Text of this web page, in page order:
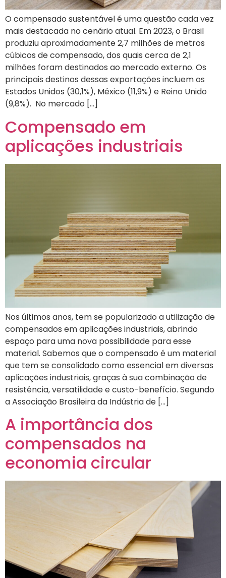
O compensado sustentável é uma questão cada vez
mais destacada no cenário atual. Em 2023, o Brasil
produziu aproximadamente 2,7 milhões de metros
cúbicos de compensado, dos quais cerca de 2,1
milhões foram destinados ao mercado externo. Os
principais destinos dessas exportações incluem os
Estados Unidos (30,1%), México (11,9%) e Reino Unido
(9,8%). No mercado […]
Compensado em
aplicações industriais
Nos últimos anos, tem se popularizado a utilização de
compensados em aplicações industriais, abrindo
espaço para uma nova possibilidade para esse
material. Sabemos que o compensado é um material
que tem se consolidado como essencial em diversas
aplicações industriais, graças à sua combinação de
resistência, versatilidade e custo-benefício. Segundo
a Associação Brasileira da Indústria de […]
A importância dos
compensados na
economia circular